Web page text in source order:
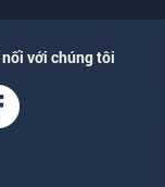
nối với chúng tôi